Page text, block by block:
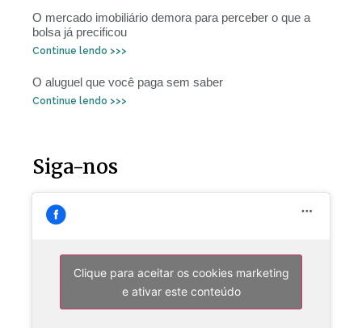
O mercado imobiliário demora para perceber o que a
bolsa já precificou
Continue lendo >>>
O aluguel que você paga sem saber
Continue lendo >>>
Siga-nos
Clique para aceitar os cookies marketing
e ativar este conteúdo